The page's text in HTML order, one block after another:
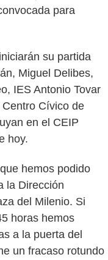
para
su partida
Miguel Delibes,
IES Antonio Tovar
Cívico de
en el CEIP
hoy.
hemos podido
la Dirección
del Milenio. Si
horas hemos
a la puerta del
un fracaso rotundo